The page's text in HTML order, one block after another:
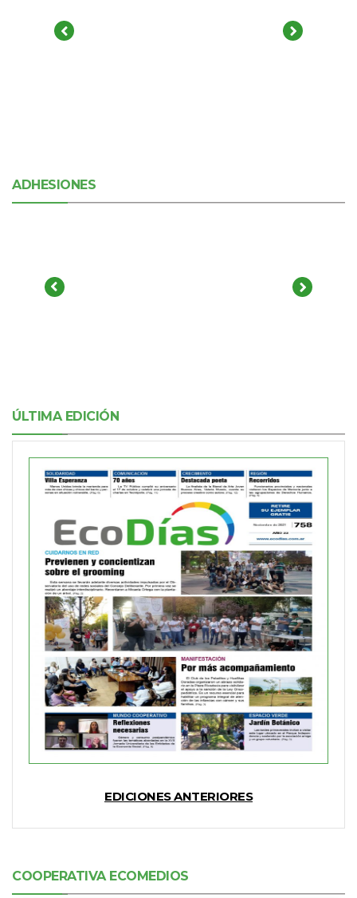
ADHESIONES
ÚLTIMA EDICIÓN
EDICIONES ANTERIORES
COOPERATIVA ECOMEDIOS